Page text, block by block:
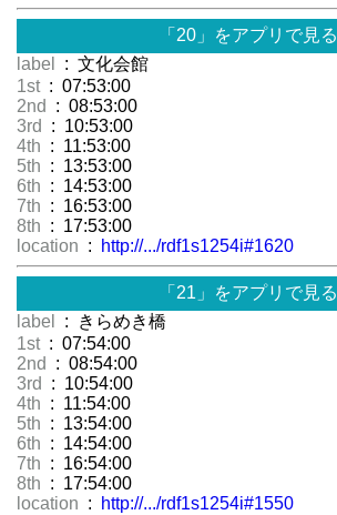
「20」をアプリで見る
label
: 文化会館
1st : 07:53:00
2nd
: 08:53:00
3rd
: 10:53:00
4th : 11:53:00
5th : 13:53:00
6th : 14:53:00
7th : 16:53:00
8th : 17:53:00
location : http://.../rdf1s1254i#1620
「21」をアプリで見る
label
: きらめき橋
1st : 07:54:00
2nd
: 08:54:00
3rd
: 10:54:00
4th : 11:54:00
5th : 13:54:00
6th : 14:54:00
7th : 16:54:00
8th : 17:54:00
location : http://.../rdf1s1254i#1550